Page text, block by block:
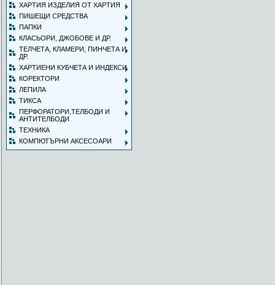
ХАРТИЯ ИЗДЕЛИЯ ОТ ХАРТИЯ
ПИШЕЩИ СРЕДСТВА
ПАПКИ
КЛАСЬОРИ, ДЖОБОВЕ И ДР.
ТЕЛЧЕТА, КЛАМЕРИ, ПИНЧЕТА И
ДР.
ХАРТИЕНИ КУБЧЕТА И ИНДЕКСИ
КОРЕКТОРИ
ЛЕПИЛА
ТИКСА
ПЕРФОРАТОРИ,ТЕЛБОДИ И
АНТИТЕЛБОДИ
ТЕХНИКА
КОМПЮТЪРНИ АКСЕСОАРИ